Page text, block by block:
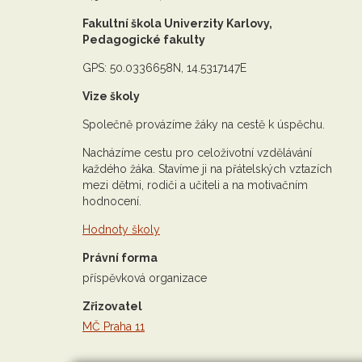
Fakultní škola Univerzity Karlovy,
Pedagogické fakulty
GPS: 50.0336658N, 14.5317147E
Vize školy
Společně provázíme žáky na cestě k úspěchu.
Nacházíme cestu pro celoživotní vzdělávání
každého žáka. Stavíme ji na přátelských vztazích
mezi dětmi, rodiči a učiteli a na motivačním
hodnocení.
Hodnoty školy
Právní forma
příspěvková organizace
Zřizovatel
MČ Praha 11